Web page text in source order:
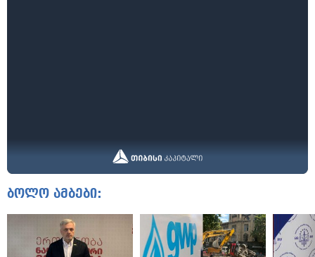
ბოლო ამბები: